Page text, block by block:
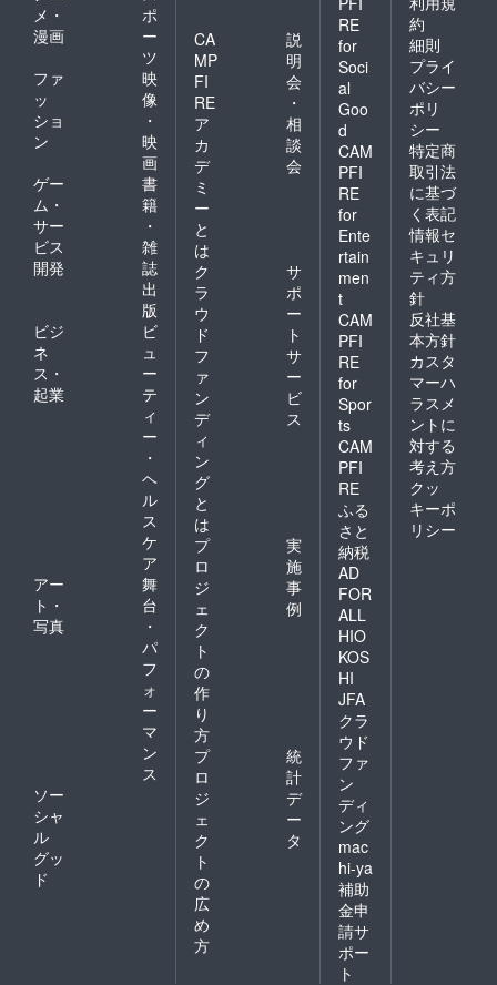
メ・
漫画
ポ
ー
ツ
ファ
ッ
ショ
ン
映
像
・
映
画
ゲー
ム・
サー
ビス
開発
書
籍
・
雑
誌
出
版
ビジ
ネ
ス・
起業
ビ
ュ
ー
テ
ィ
ー
・
ヘ
ル
ス
ケ
ア
アー
ト・
写真
舞
台
・
パ
フ
ォ
ー
マ
ン
ス
ソー
シャ
ル
グッ
ド
CA
MP
FI
RE
ア
カ
デ
ミ
ー
と
は
説
明
会
・
相
談
会
ク
ラ
ウ
ド
フ
ァ
ン
デ
ィ
ン
グ
と
は
サ
ポ
ー
ト
サ
ー
ビ
ス
プ
ロ
ジ
ェ
ク
ト
の
作
り
方
実
施
事
例
プ
ロ
ジ
ェ
ク
ト
の
広
め
方
統
計
デ
ー
タ
RE
for
Soci
al
Goo
d
CAM
PFI
RE
for
Ente
rtain
men
t
CAM
PFI
RE
for
Spor
ts
CAM
PFI
RE
ふる
さと
納税
AD
FOR
ALL
HIO
KOS
HI
JFA
クラ
ウド
ファ
ン
ディ
ング
mac
hi-ya
補助
金申
請サ
ポー
ト
約
細則
プライ
バシー
ポリ
シー
特定商
取引法
に基づ
く表記
情報セ
キュリ
ティ方
針
反社基
本方針
カスタ
マーハ
ラスメ
ントに
対する
考え方
クッ
キーポ
リシー